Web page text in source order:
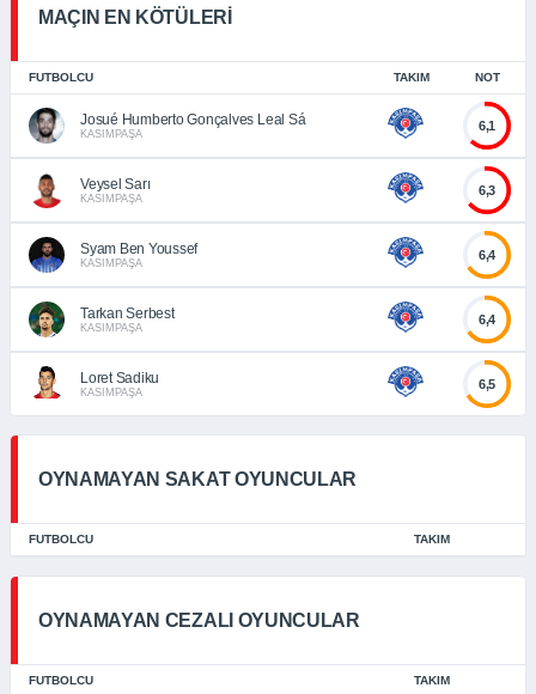
MAÇIN EN KÖTÜLERİ
FUTBOLCU TAKIM NOT
Josué Humberto Gonçalves Leal Sá
KASIMPAŞA
6,1
Veysel Sarı
KASIMPAŞA
6,3
Syam Ben Youssef
KASIMPAŞA
6,4
Tarkan Serbest
KASIMPAŞA
6,4
Loret Sadiku
KASIMPAŞA
6,5
OYNAMAYAN SAKAT OYUNCULAR
FUTBOLCU TAKIM
OYNAMAYAN CEZALI OYUNCULAR
FUTBOLCU TAKIM